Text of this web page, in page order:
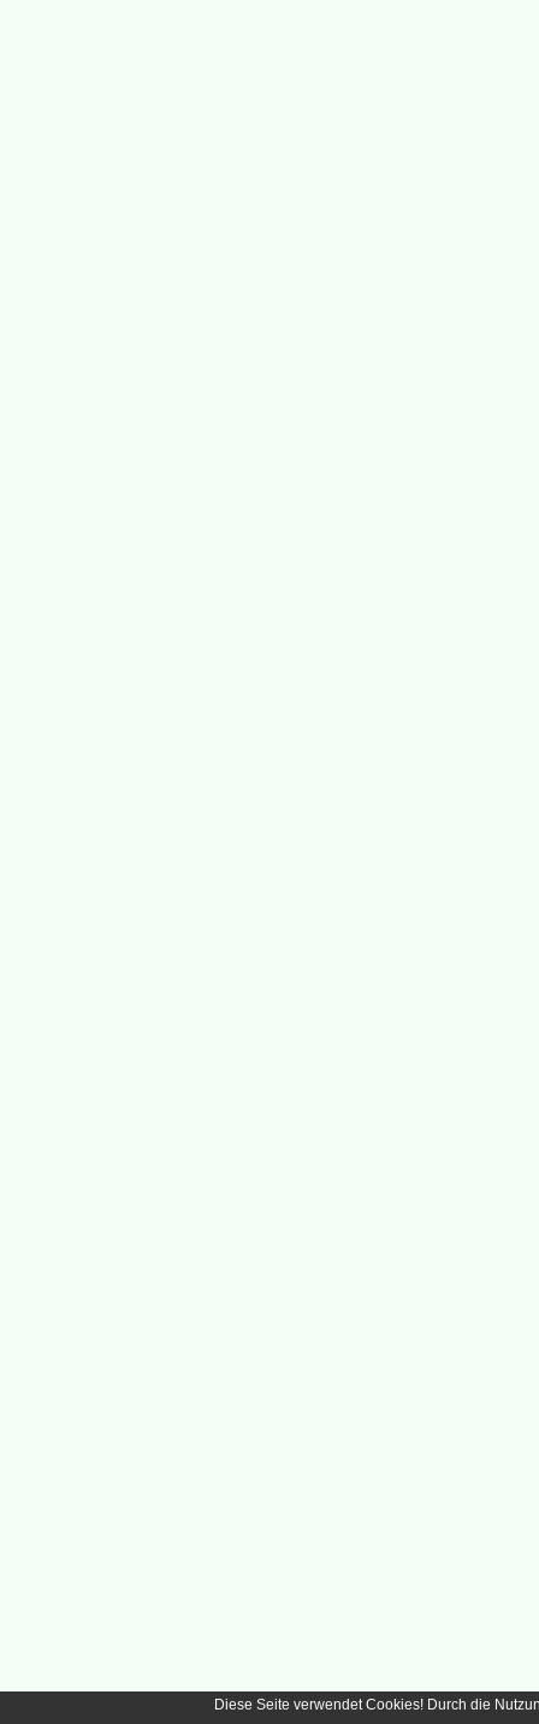
Diese Seite verwendet Cookies! Durch die